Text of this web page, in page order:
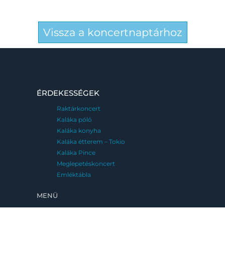
Vissza a koncertnaptárhoz
ÉRDEKESSÉGEK
Raktárkoncert
Kaláka póló
Kaláka konyha
Kaláka étterem – Tokio
Kaláka Pince
Meglepetéskoncert
Emléktábla
MENÜ